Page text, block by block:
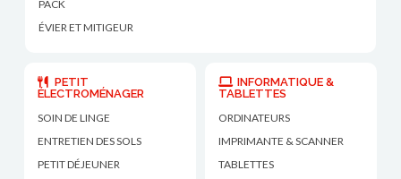
PACK
ÉVIER ET MITIGEUR
PETIT
ÉLECTROMÉNAGER
SOIN DE LINGE
ENTRETIEN DES SOLS
PETIT DÉJEUNER
INFORMATIQUE &
TABLETTES
ORDINATEURS
IMPRIMANTE & SCANNER
TABLETTES